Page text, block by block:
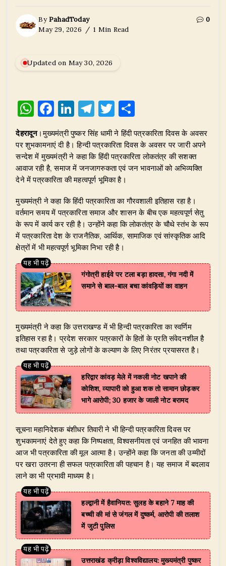
ByPahadToday
May 29, 2026
1 Min Read
0
Updated on May 30, 2026
W
at
s
A
p
p
F
a
c
e
b
o
o
k
Li
k
e
dI
n
T
el
e
g
ra
m
T
w
it
te
r
ar
e
देहरादून।मुख्यमंत्री पुष्कर सिंह धामी ने हिंदी पत्रकारिता दिवस के अवसर
पर शुभकामनाएं दी है। हिन्दी पत्रकारिता दिवस के अवसर पर जारी अपने
सन्देश में मुख्यमंत्री ने कहा कि हिंदी पत्रकारिता लोकतंत्र की सशक्त
आवाज रही है, समाज में जनजागरुकता एवं जन भावनाओं को अभिव्यक्ति
देने में पत्रकारिता की महत्वपूर्ण भूमिका है।
मुख्यमंत्री ने कहा कि हिंदी पत्रकारिता का गौरवशाली इतिहास रहा है।
वर्तमान समय में पत्रकारिता समाज और शासन के बीच एक महत्वपूर्ण सेतु
के रूप में कार्य कर रही है। उन्होंने कहा कि लोकतंत्र के चौथे स्तंभ के रूप
में पत्रकारिता देश के राजनैतिक, आर्थिक, सामाजिक एवं सांस्कृतिक आदि
क्षेत्रों में भी महत्वपूर्ण भूमिका निभा रही है।
गंगोत्री हाईवे पर टला बड़ा हादसा, गंगा नदी में
समाने से बाल-बाल बचा कांवड़ियों का वाहन
मुख्यमंत्री ने कहा कि उत्तराखण्ड में भी हिन्दी पत्रकारिता का स्वर्णिम
इतिहास रहा है। प्रदेश सरकार पत्रकारों के हितों के प्रति संवेदनशील है
तथा पत्रकारिता से जुड़े लोगों के कल्याण के लिए निरंतर प्रयासरत है।
हरिद्वार कांवड़ मेले में नकली नोट खपाने की
कोशिश, व्यापारी को हुआ शक तो सामान छोड़कर
भागे आरोपी; 30 हजार के जाली नोट बरामद
सूचना महानिदेशक बंशीधर तिवारी ने भी हिन्दी पत्रकारिता दिवस पर
शुभकामनाएं देते हुए कहा कि निष्पक्षता, विश्वसनीयता एवं जनहित की भावना
आज भी पत्रकारिता की मूल आत्मा है। उन्होंने कहा कि जनता की उम्मीदों
पर खरा उतरना ही सफल पत्रकारिता की पहचान है। यह समाज में बदलाव
लाने का भी प्रभावी माध्यम है।
हल्द्वानी में हैवानियत: सुलह के बहाने 7 माह की
बच्ची की मां से जंगल में दुष्कर्म, आरोपी की तलाश
में जुटी पुलिस
उत्तराखंड क्रीड़ा विश्वविद्यालय: मुख्यमंत्री पुष्कर